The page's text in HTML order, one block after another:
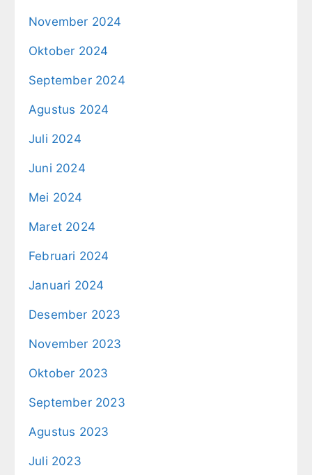
November 2024
Oktober 2024
September 2024
Agustus 2024
Juli 2024
Juni 2024
Mei 2024
Maret 2024
Februari 2024
Januari 2024
Desember 2023
November 2023
Oktober 2023
September 2023
Agustus 2023
Juli 2023